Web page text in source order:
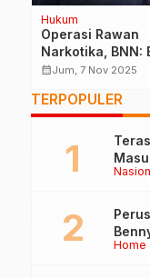
Hukum
Operasi Rawan
Narkotika, BNN:
Anak di Bawah
calendar_monthJum, 7 Nov 2025
TERPOPULER
Home